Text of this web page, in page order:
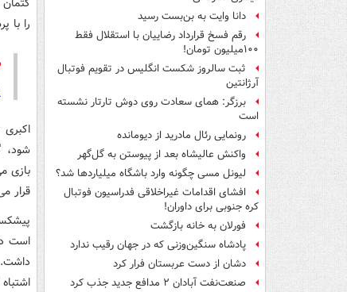
دانا وایت به بن‌بست رسید
رقم فسخ قرارداد رضاییان با استقلال فقط
۱۰۰میلیون تومان!
ثبت سالروز شکست انگلیس در تقویم فوتبال
آرژانتین
برزگر: همای سعادت روی دوش تارتار نشسته
است
رونمایی رئال مادرید از دیومانده
واکنش عالیشاه بعد از پیوستن به گل‌گهر
لیونل مسی چگونه وارد باشگاه میلیاردها شد؟
افشای اقدامات غیراخلاقی فدراسیون فوتبال
کره جنوبی برای داوران!
فورلان به خانه بازگشت
پادشاه سنگین‌وزنی که در جهان رقیب ندارد
دشان از دست عربستان فرار کرد
صنعت‌نفت آبادان ۲ مدافع جدید جذب کرد
را با
بازی
قرار
است